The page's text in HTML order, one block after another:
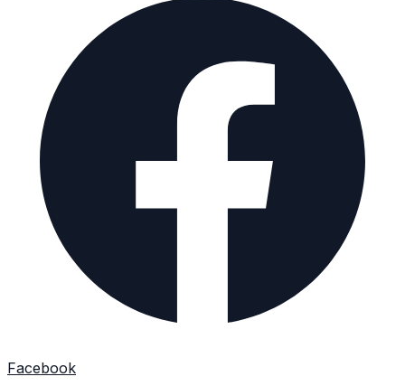
Facebook